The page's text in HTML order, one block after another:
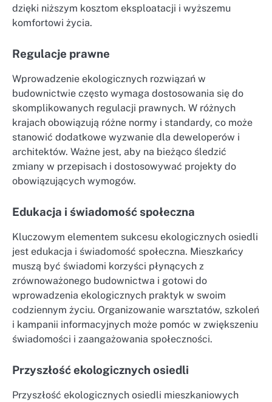
dzięki niższym kosztom eksploatacji i wyższemu
komfortowi życia.
Regulacje prawne
Wprowadzenie ekologicznych rozwiązań w
budownictwie często wymaga dostosowania się do
skomplikowanych regulacji prawnych. W różnych
krajach obowiązują różne normy i standardy, co może
stanowić dodatkowe wyzwanie dla deweloperów i
architektów. Ważne jest, aby na bieżąco śledzić
zmiany w przepisach i dostosowywać projekty do
obowiązujących wymogów.
Edukacja i świadomość społeczna
Kluczowym elementem sukcesu ekologicznych osiedli
jest edukacja i świadomość społeczna. Mieszkańcy
muszą być świadomi korzyści płynących z
zrównoważonego budownictwa i gotowi do
wprowadzenia ekologicznych praktyk w swoim
codziennym życiu. Organizowanie warsztatów, szkoleń
i kampanii informacyjnych może pomóc w zwiększeniu
świadomości i zaangażowania społeczności.
Przyszłość ekologicznych osiedli
Przyszłość ekologicznych osiedli mieszkaniowych